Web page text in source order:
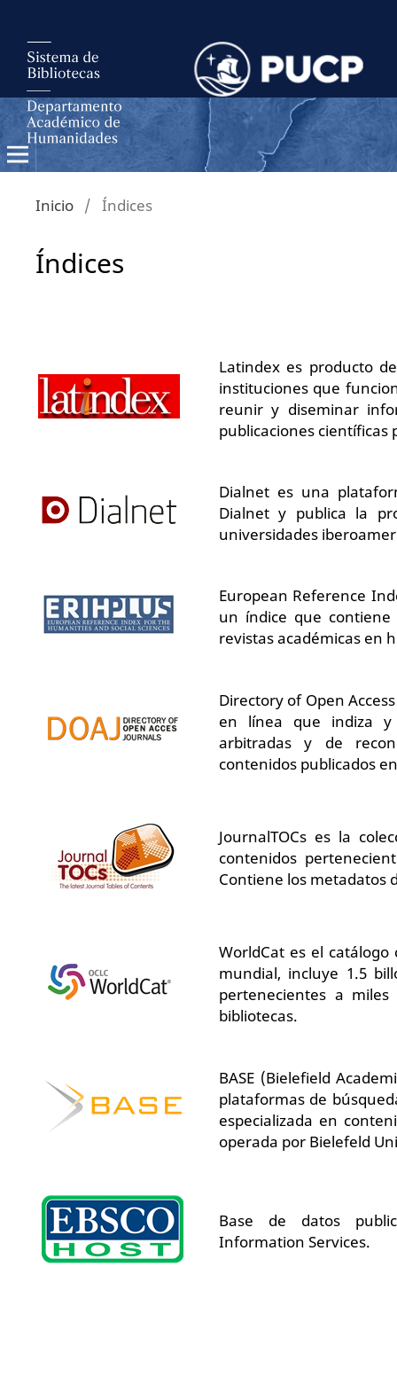
Inicio / Índices
Índices
Latindex es producto
instituciones que
reunir y diseminar
publicaciones científicas
Dialnet es una
Dialnet y publica la
universidades
European Reference
un índice que contiene
revistas académicas en
Directory of Open
en línea que indiza y
arbitradas y de
contenidos publicados
JournalTOCs es la
contenidos
Contiene los metadatos
WorldCat es el
mundial, incluye 1.5
pertenecientes a
bibliotecas.
BASE (Bielefield
plataformas de
especializada en
operada por Bielefeld
Base de datos
Information Services.